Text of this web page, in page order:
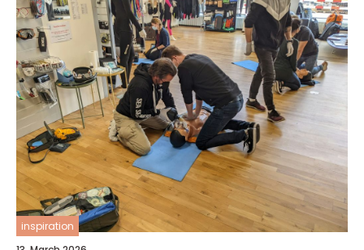
inspiration